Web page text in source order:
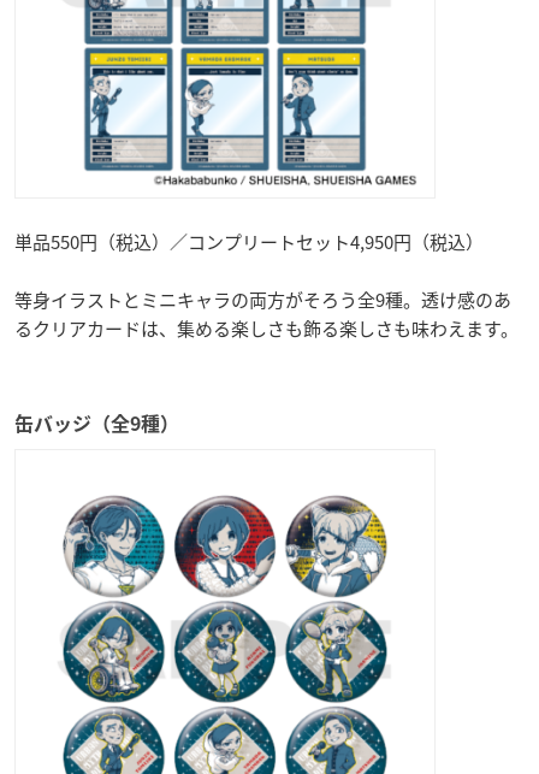
単品550円（税込）／コンプリートセット4,950円（税込）
等身イラストとミニキャラの両方がそろう全9種。透け感のあ
るクリアカードは、集める楽しさも飾る楽しさも味わえます。
缶バッジ（全9種）